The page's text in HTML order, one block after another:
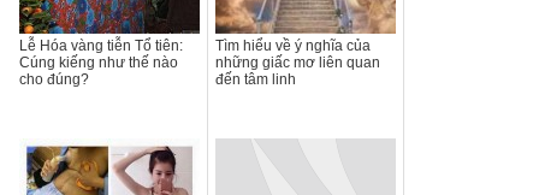
Lễ Hóa vàng tiễn Tổ tiên:
Cúng kiếng như thế nào
cho đúng?
Tìm hiểu về ý nghĩa của
những giấc mơ liên quan
đến tâm linh